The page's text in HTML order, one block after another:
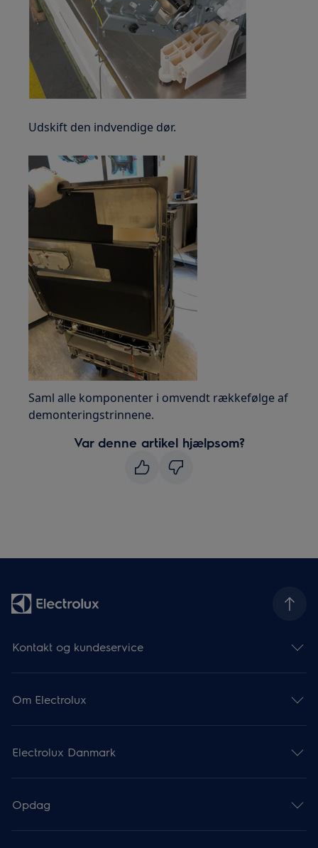
Udskift den indvendige dør.
Saml alle komponenter i omvendt rækkefølge af
demonteringstrinnene.
Var denne artikel hjælpsom?
Kontakt og kundeservice
Om Electrolux
Electrolux Danmark
Opdag